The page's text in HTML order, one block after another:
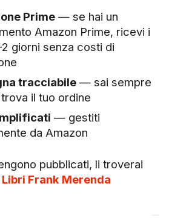
Prime — se hai un
Amazon Prime, ricevi i
2 giorni senza costi di
tracciabile — sai sempre
il tuo ordine
— gestiti
da Amazon
pubblicati, li troverai
Frank Merenda